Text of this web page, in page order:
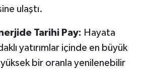
ulaştı.
Tarihi Pay: Hayata
yatırımlar içinde en büyük
bir oranla yenilenebilir